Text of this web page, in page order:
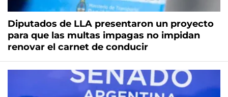
Diputados de LLA presentaron un proyecto
para que las multas impagas no impidan
renovar el carnet de conducir